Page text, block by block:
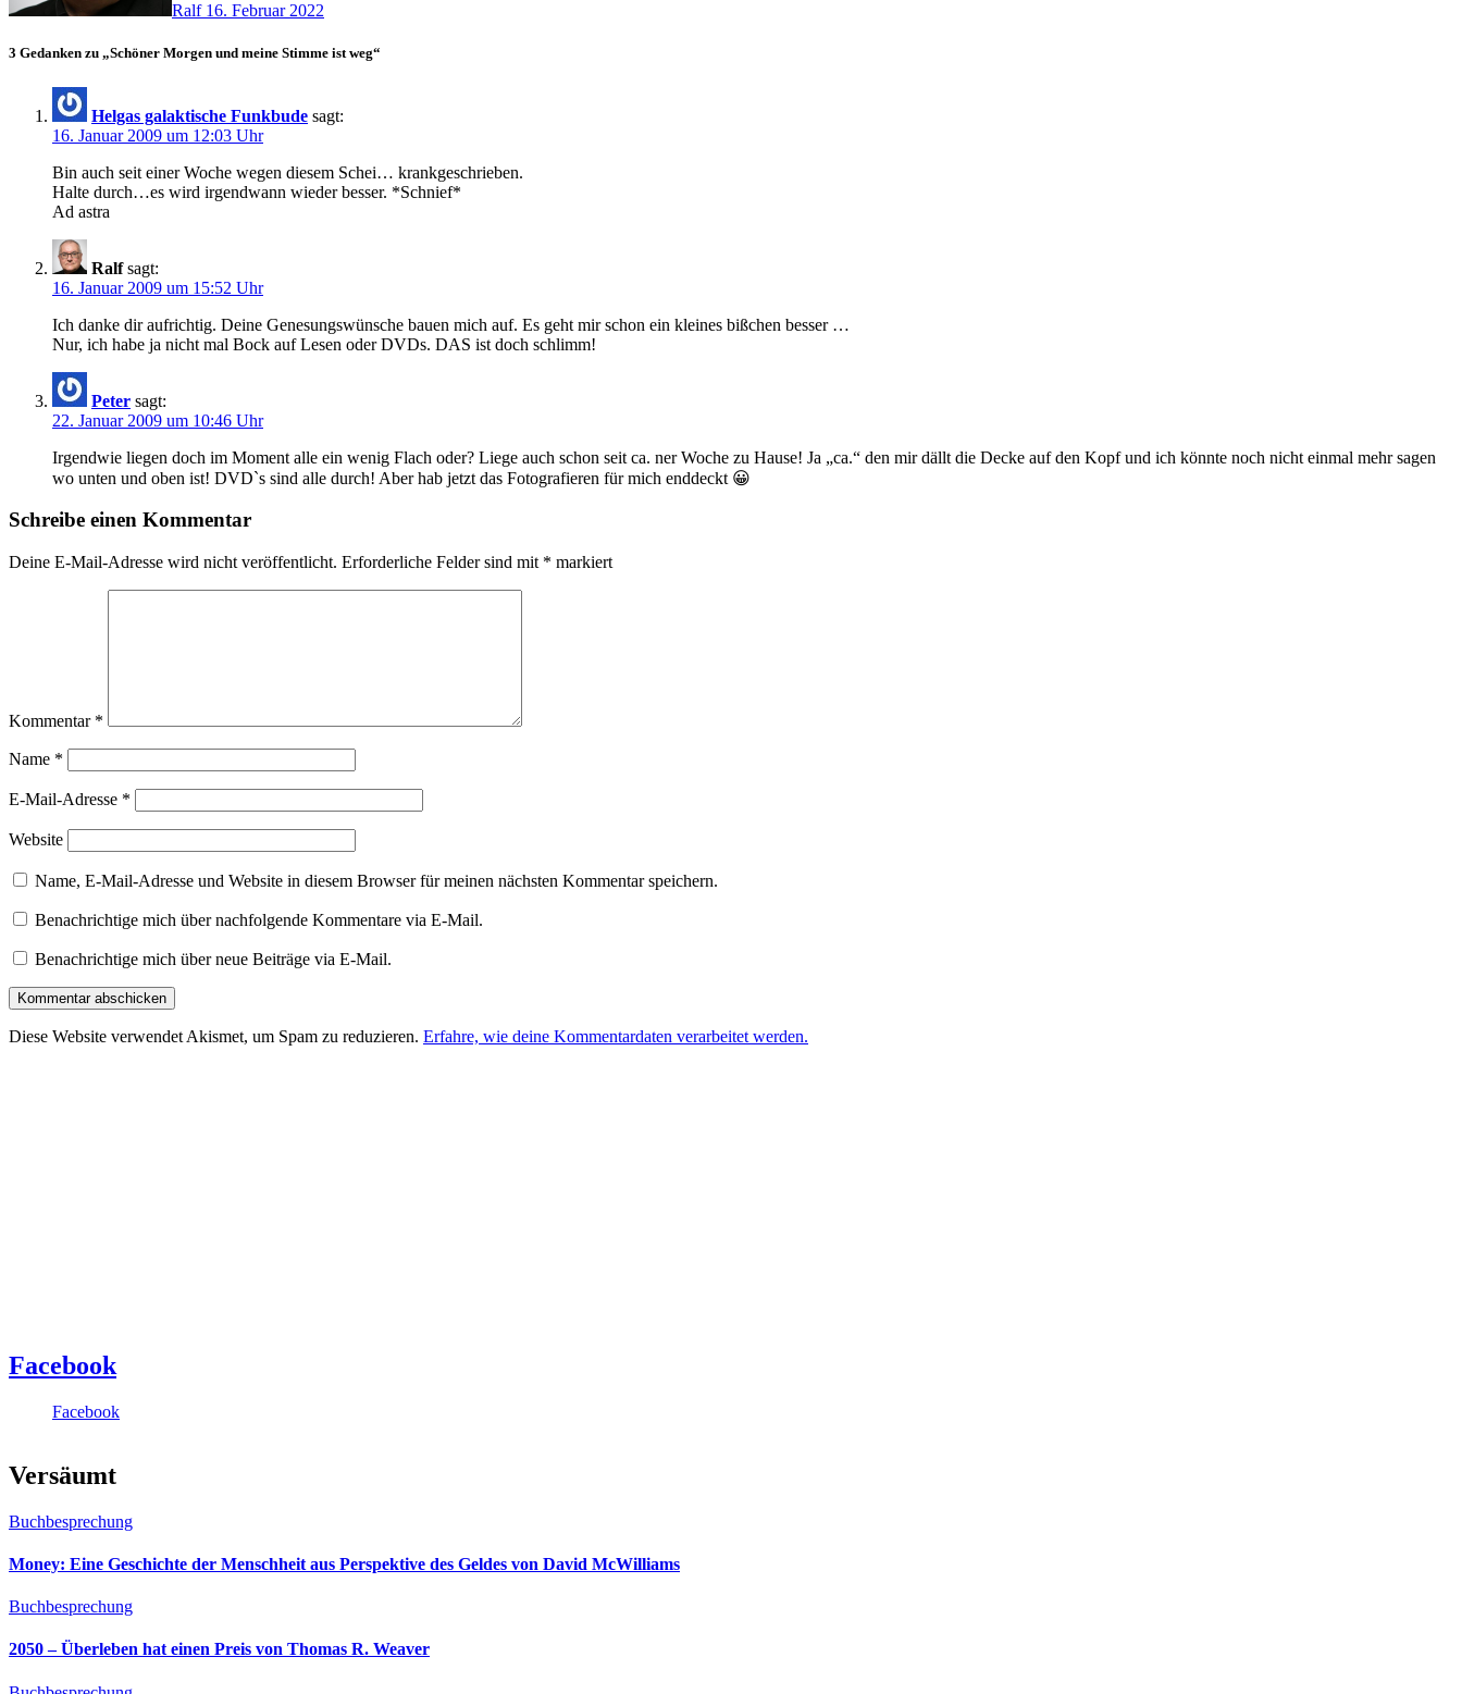
Ralf 16. Februar 2022
3 Gedanken zu „Schöner Morgen und meine Stimme ist weg“
Helgas galaktische Funkbude sagt:
16. Januar 2009 um 12:03 Uhr
Bin auch seit einer Woche wegen diesem Schei… krankgeschrieben.
Halte durch…es wird irgendwann wieder besser. *Schnief*
Ad astra
Ralf sagt:
16. Januar 2009 um 15:52 Uhr
Ich danke dir aufrichtig. Deine Genesungswünsche bauen mich auf. Es geht mir schon ein kleines bißchen besser …
Nur, ich habe ja nicht mal Bock auf Lesen oder DVDs. DAS ist doch schlimm!
Peter sagt:
22. Januar 2009 um 10:46 Uhr
Irgendwie liegen doch im Moment alle ein wenig Flach oder? Liege auch schon seit ca. ner Woche zu Hause! Ja „ca.“ den mir dällt die Decke auf den Kopf und ich könnte noch nicht einmal mehr sagen
wo unten und oben ist! DVD`s sind alle durch! Aber hab jetzt das Fotografieren für mich enddeckt 😀
Schreibe einen Kommentar
Deine E-Mail-Adresse wird nicht veröffentlicht. Erforderliche Felder sind mit * markiert
Kommentar *
Name *
E-Mail-Adresse *
Website
Name, E-Mail-Adresse und Website in diesem Browser für meinen nächsten Kommentar speichern.
Benachrichtige mich über nachfolgende Kommentare via E-Mail.
Benachrichtige mich über neue Beiträge via E-Mail.
Diese Website verwendet Akismet, um Spam zu reduzieren. Erfahre, wie deine Kommentardaten verarbeitet werden.
Facebook
Facebook
Versäumt
Buchbesprechung
Money: Eine Geschichte der Menschheit aus Perspektive des Geldes von David McWilliams
Buchbesprechung
2050 – Überleben hat einen Preis von Thomas R. Weaver